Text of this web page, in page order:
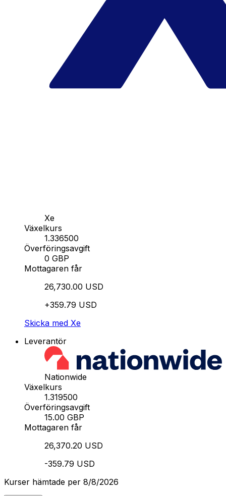
Xe
Växelkurs
1.336500
Överföringsavgift
0 GBP
Mottagaren får
26,730.00 USD
+359.79 USD
Skicka med Xe
Leverantör
Nationwide
Växelkurs
1.319500
Överföringsavgift
15.00 GBP
Mottagaren får
26,370.20 USD
-359.79 USD
Kurser hämtade per 8/8/2026